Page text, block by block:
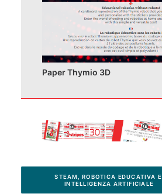
Paper Thymio 3D
STEAM, ROBOTICA EDUCATIVA E
INTELLIGENZA ARTIFICIALE